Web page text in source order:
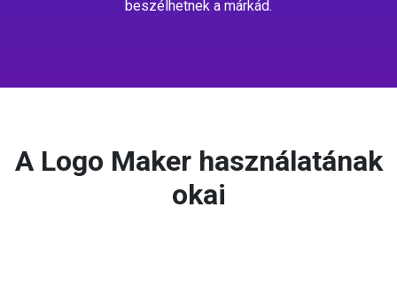
beszélhetnek a márkád.
A Logo Maker használatának
okai